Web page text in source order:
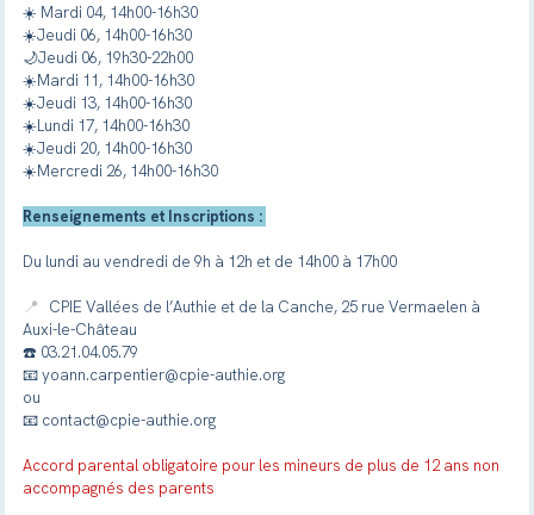
☀️ Mardi 04, 14h00-16h30
☀️Jeudi 06, 14h00-16h30
🌙Jeudi 06, 19h30-22h00
☀️Mardi 11, 14h00-16h30
☀️Jeudi 13, 14h00-16h30
☀️Lundi 17, 14h00-16h30
☀️Jeudi 20, 14h00-16h30
☀️Mercredi 26, 14h00-16h30
Renseignements et Inscriptions :
Du lundi au vendredi de 9h à 12h et de 14h00 à 17h00
📍 CPIE Vallées de l’Authie et de la Canche, 25 rue Vermaelen à
Auxi-le-Château
☎️ 03.21.04.05.79
📧 yoann.carpentier@cpie-authie.org
ou
📧 contact@cpie-authie.org
Accord parental obligatoire pour les mineurs de plus de 12 ans non
accompagnés des parents